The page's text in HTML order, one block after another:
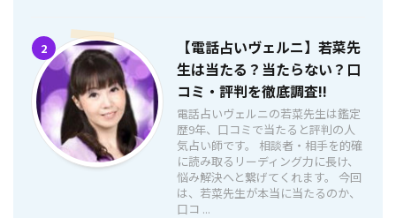
2
【電話占いヴェルニ】若菜先
生は当たる？当たらない？口
コミ・評判を徹底調査!!
電話占いヴェルニの若菜先生は鑑定
歴9年、口コミで当たると評判の人
気占い師です。 相談者・相手を的確
に読み取るリーディング力に長け、
悩み解決へと繋げてくれます。 今回
は、若菜先生が本当に当たるのか、
口コ ...